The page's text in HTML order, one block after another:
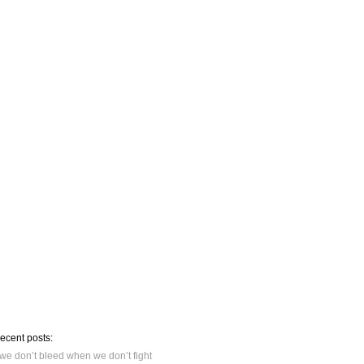
posts:
we don’t bleed when we don’t fight